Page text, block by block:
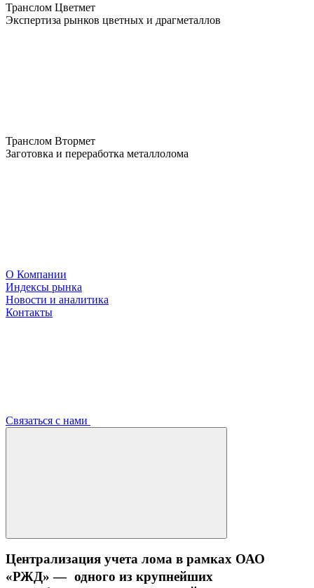
Транслом Цветмет
Экспертиза рынков цветных и драгметаллов
Транслом Втормет
Заготовка и переработка металлолома
О Компании
Индексы рынка
Новости и аналитика
Контакты
Связаться с нами
Централизация учета лома в рамках ОАО
«РЖД» — одного из крупнейших